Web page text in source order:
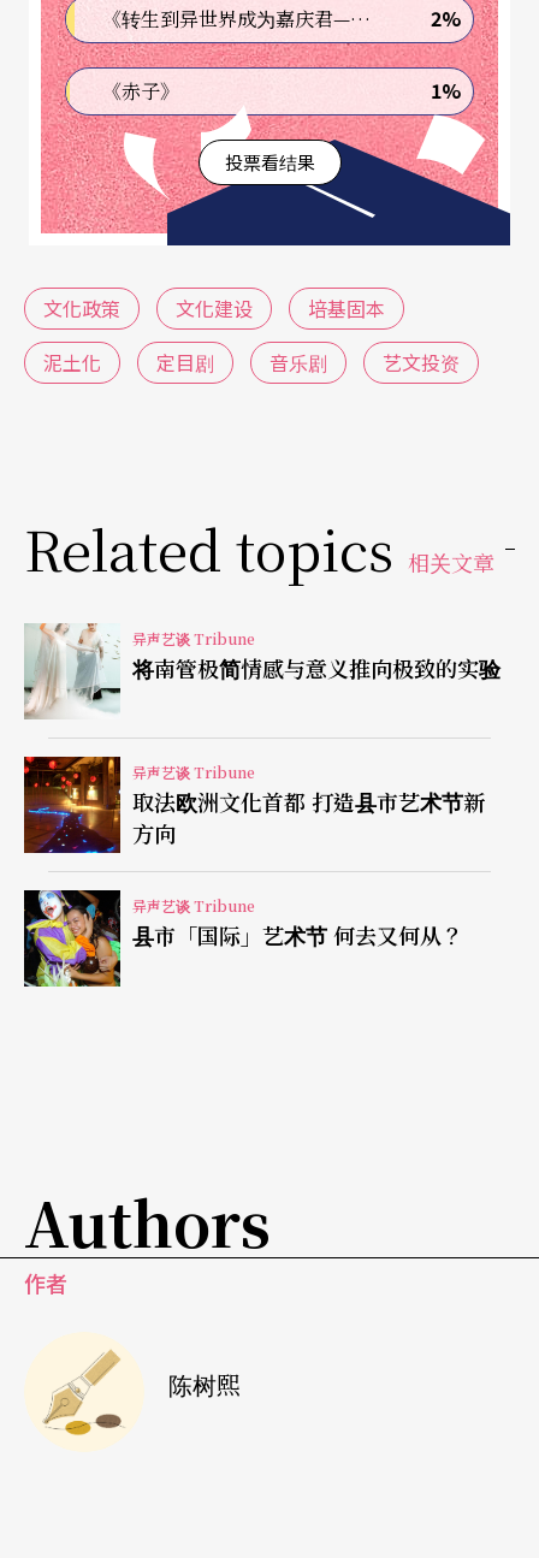
「达克鸭」倒闭的困境、音乐班体系萧条瓦解的梦
魇，是否会成为台湾西乐界的命运，这「达摩克利
斯之剑」（编按：the sword of damocles，比喻安
逸祥和背后所存在的杀机和危险）令音乐界忧心忡
忡。
在谈论政策之前，我们首先要厘清谈的是「文化艺
术」还是「文化产业」。当然就社会学的角度来
看，不能在经济上平衡、没有经济规模的活动，都
不能够长久维持下去。虽然就「产业面」与「经济
时代精神、批判社会现象、凝聚人们共识、解答生
界里，宗教信仰、老庄哲学、文学艺术最能够冲淡
这「实利主义」，连带地才会使得「善钻营、具谋
略、勤开垦、当致富」的华人，能够迈向永续经
营，不至于变成地球生态的杀手，所以强化国人对
于文化「无用之用」的观念就本当是立国的根本重
点之一，如此才能够匡正传统──「赚不了钱，就
是没用」、「没用就是没有价值」的狭隘思维。
由于公部门经费有限，所以政府施政应择要为之，
西湖》的一番美意，然而基本上外国观光客来台的
重点在于「花小钱」与「物超所值」，印象最深刻
不进五、六天的短暂行程中，也就是说现阶段投资
「定目剧」并非良策，它并不会产生「延长观光客
在台停留日期与扩大支出」，只会造成日后维护硬
《转生到异世界成为嘉庆君—发现我的祖先是诈骗集团!?》 2%
《赤子》 1%
投票看结果
文化政策 文化建设
培基固本
泥土化
定目剧 音乐剧 艺文投资
Related topics 相关文章
异声艺谈 Tribune
将南管极简情感与意义推向极致的实验
异声艺谈 Tribune
取法欧洲文化首都 打造县市艺术节新
方向
异声艺谈 Tribune
县市「国际」艺术节 何去又何从？
Authors
作者
陈树熙